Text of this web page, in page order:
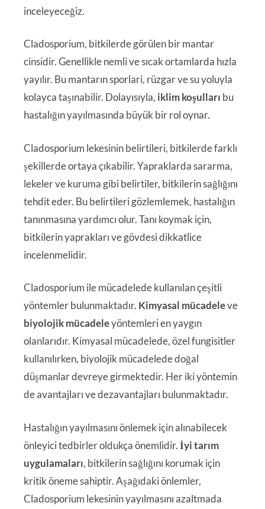
inceleyeceğiz.
Cladosporium, bitkilerde görülen bir mantar
cinsidir. Genellikle nemli ve sıcak ortamlarda hızla
yayılır. Bu mantarın sporlari, rüzgar ve su yoluyla
kolayca taşınabilir. Dolayısıyla, iklim koşulları bu
hastalığın yayılmasında büyük bir rol oynar.
Cladosporium lekesinin belirtileri, bitkilerde farklı
şekillerde ortaya çıkabilir. Yapraklarda sararma,
lekeler ve kuruma gibi belirtiler, bitkilerin sağlığını
tehdit eder. Bu belirtileri gözlemlemek, hastalığın
tanınmasına yardımcı olur. Tanı koymak için,
bitkilerin yaprakları ve gövdesi dikkatlice
incelenmelidir.
Cladosporium ile mücadelede kullanılan çeşitli
yöntemler bulunmaktadır. Kimyasal mücadeleve
biyolojik mücadeleyöntemleri en yaygın
olanlarıdır. Kimyasal mücadelede, özel fungisitler
kullanılırken, biyolojik mücadelede doğal
düşmanlar devreye girmektedir. Her iki yöntemin
de avantajları ve dezavantajları bulunmaktadır.
Hastalığın yayılmasını önlemek için alınabilecek
önleyici tedbirler oldukça önemlidir.İyi tarım
uygulamaları, bitkilerin sağlığını korumak için
kritik öneme sahiptir. Aşağıdaki önlemler,
Cladosporium lekesinin yayılmasını azaltmada